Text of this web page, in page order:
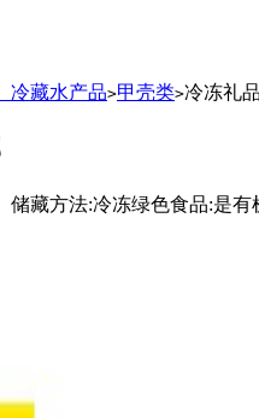
冷藏水产品>甲壳类>冷冻礼
储藏方法:冷冻绿色食品:是有